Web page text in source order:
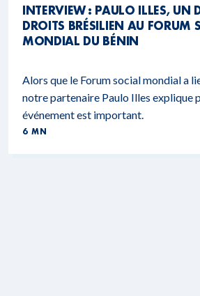
INTERVIEW : PAULO ILLES, UN
DROITS BRÉSILIEN AU FORUM
MONDIAL DU BÉNIN
Alors que le Forum social mondial a
notre partenaire Paulo Illes explique
événement est important.
6 MN